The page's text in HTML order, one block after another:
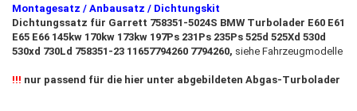
Montagesatz / Anbausatz / Dichtungskit
Dichtungssatz für Garrett 758351-5024S BMW Turbolader E60 E61
E65 E66 145kw 170kw 173kw 197Ps 231Ps 235Ps 525d 525Xd 530d
530xd 730Ld 758351-23 11657794260 7794260, siehe Fahrzeugmodelle
!!! nur passend für die hier unter abgebildeten Abgas-Turbolader